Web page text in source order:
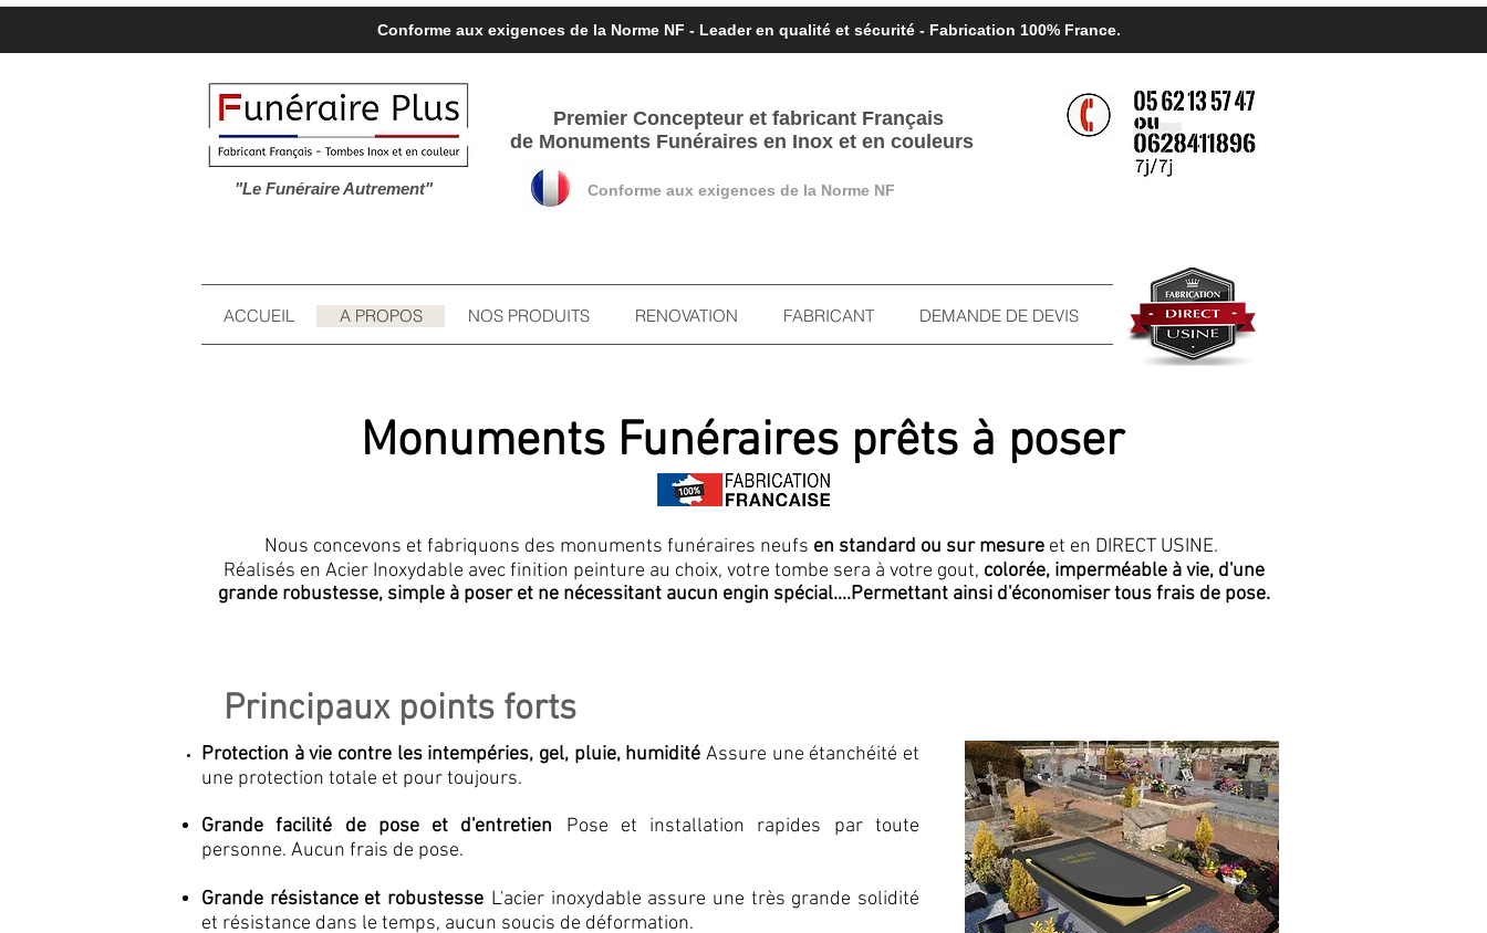
Conforme aux exigences de la Norme NF - Leader en qualité et sécurité - Fabrication 100% France.
"Le Funéraire Autrement"
Premier Concepteur et fabricant Français
de Monuments Funéraires en Inox et en couleurs
Conforme aux exigences de la Norme NF
ACCUEIL A PROPOS NOS PRODUITS RENOVATION FABRICANT DEMANDE DE DEVIS
Monuments Funéraires prêts à poser
Nous concevons et fabriquons des monuments funéraires neufs en standard ou sur mesure et en DIRECT USINE.
Réalisés en Acier Inoxydable avec finition peinture au choix, votre tombe sera à votre gout, colorée, imperméable à vie, d'une
grande robustesse, simple à poser et ne nécessitantaucun engin spécial....Permettant ainsi d'économiser tous frais de pose.
Principaux points forts
Protection à vie contre les intempéries, gel, pluie, humidité Assure une étanchéité et
une protection totale et pour toujours.
Grande facilité de pose et d'entretien
Pose et installation rapides par toute
personne. Aucun frais de pose.
Grande résistance et robustesse L'acier inoxydable assure une très grande solidité
et résistance dans le temps, aucun soucis de déformation.